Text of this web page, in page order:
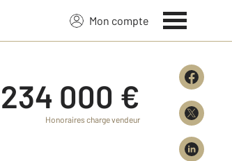
Mon compte
234 000 €
Honoraires charge vendeur